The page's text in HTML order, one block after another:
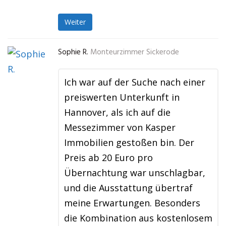
Weiter
Sophie R. Monteurzimmer Sickerode
Ich war auf der Suche nach einer
preiswerten Unterkunft in
Hannover, als ich auf die
Messezimmer von Kasper
Immobilien gestoßen bin. Der
Preis ab 20 Euro pro
Übernachtung war unschlagbar,
und die Ausstattung übertraf
meine Erwartungen. Besonders
die Kombination aus kostenlosem